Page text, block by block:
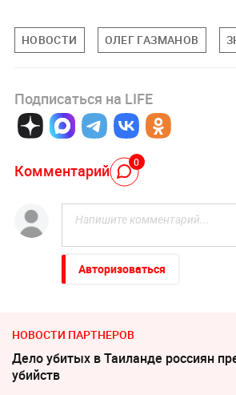
НОВОСТИ ОЛЕГ ГАЗМАНОВ
Подписаться на LIFE
Комментарий 0
Авторизоваться
НОВОСТИ ПАРТНЕРОВ
Дело убитых в Таиланде россиян
убийств